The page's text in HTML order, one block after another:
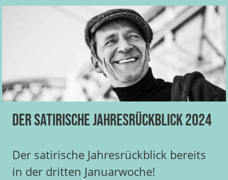
Der satirische Jahresrückblick 2024
Der satirische Jahresrückblick bereits
in der dritten Januarwoche!